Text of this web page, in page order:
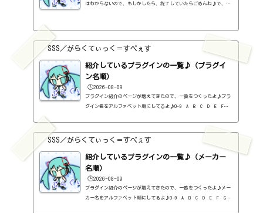
はわからないので、もしかしたら、終了していたらごめんね♪で、相
CLASSIC（2B Played Music）定価：29.99ドル → 19.99ドル（本家さ
ま）2B REVERBED（2B Played Music）定価：29.99ドル → 19.99ド
ル（本家さ...
SSS／がらくてぃっく＝すぺぇす
紹介しているプラグインの一覧♪（プラグイ
ン名順）
🕒️2026-08-09
プラグイン紹介のページが増えてきたので、一覧をつくったよ♪プラ
グイン名をアルファベット順にしてるよ♪0-9 A B C D E F G
料）2B DELAYED CLASSIC（2B Played Music・ディレイ・有料）2B RE
VERBED（2B Played Music・リバーブ・有料）2B Shaped Filter（2
B Played Music・フィルタープラグイン・有料）3-Band EQ（Kilohe
arts・EQ・無料）40'S VERY OWN DRUMS（NATIVE INSTRUMENTS・ドラ
ム...
SSS／がらくてぃっく＝すぺぇす
紹介しているプラグインの一覧♪（メーカー
名順）
🕒️2026-08-09
プラグイン紹介のページが増えてきたので、一覧をつくったよ♪メー
カー名をアルファベット順にしてるよ♪0-9 A B C D E F G